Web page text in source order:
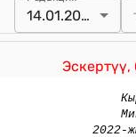
14.01.2022
Эскертүү,